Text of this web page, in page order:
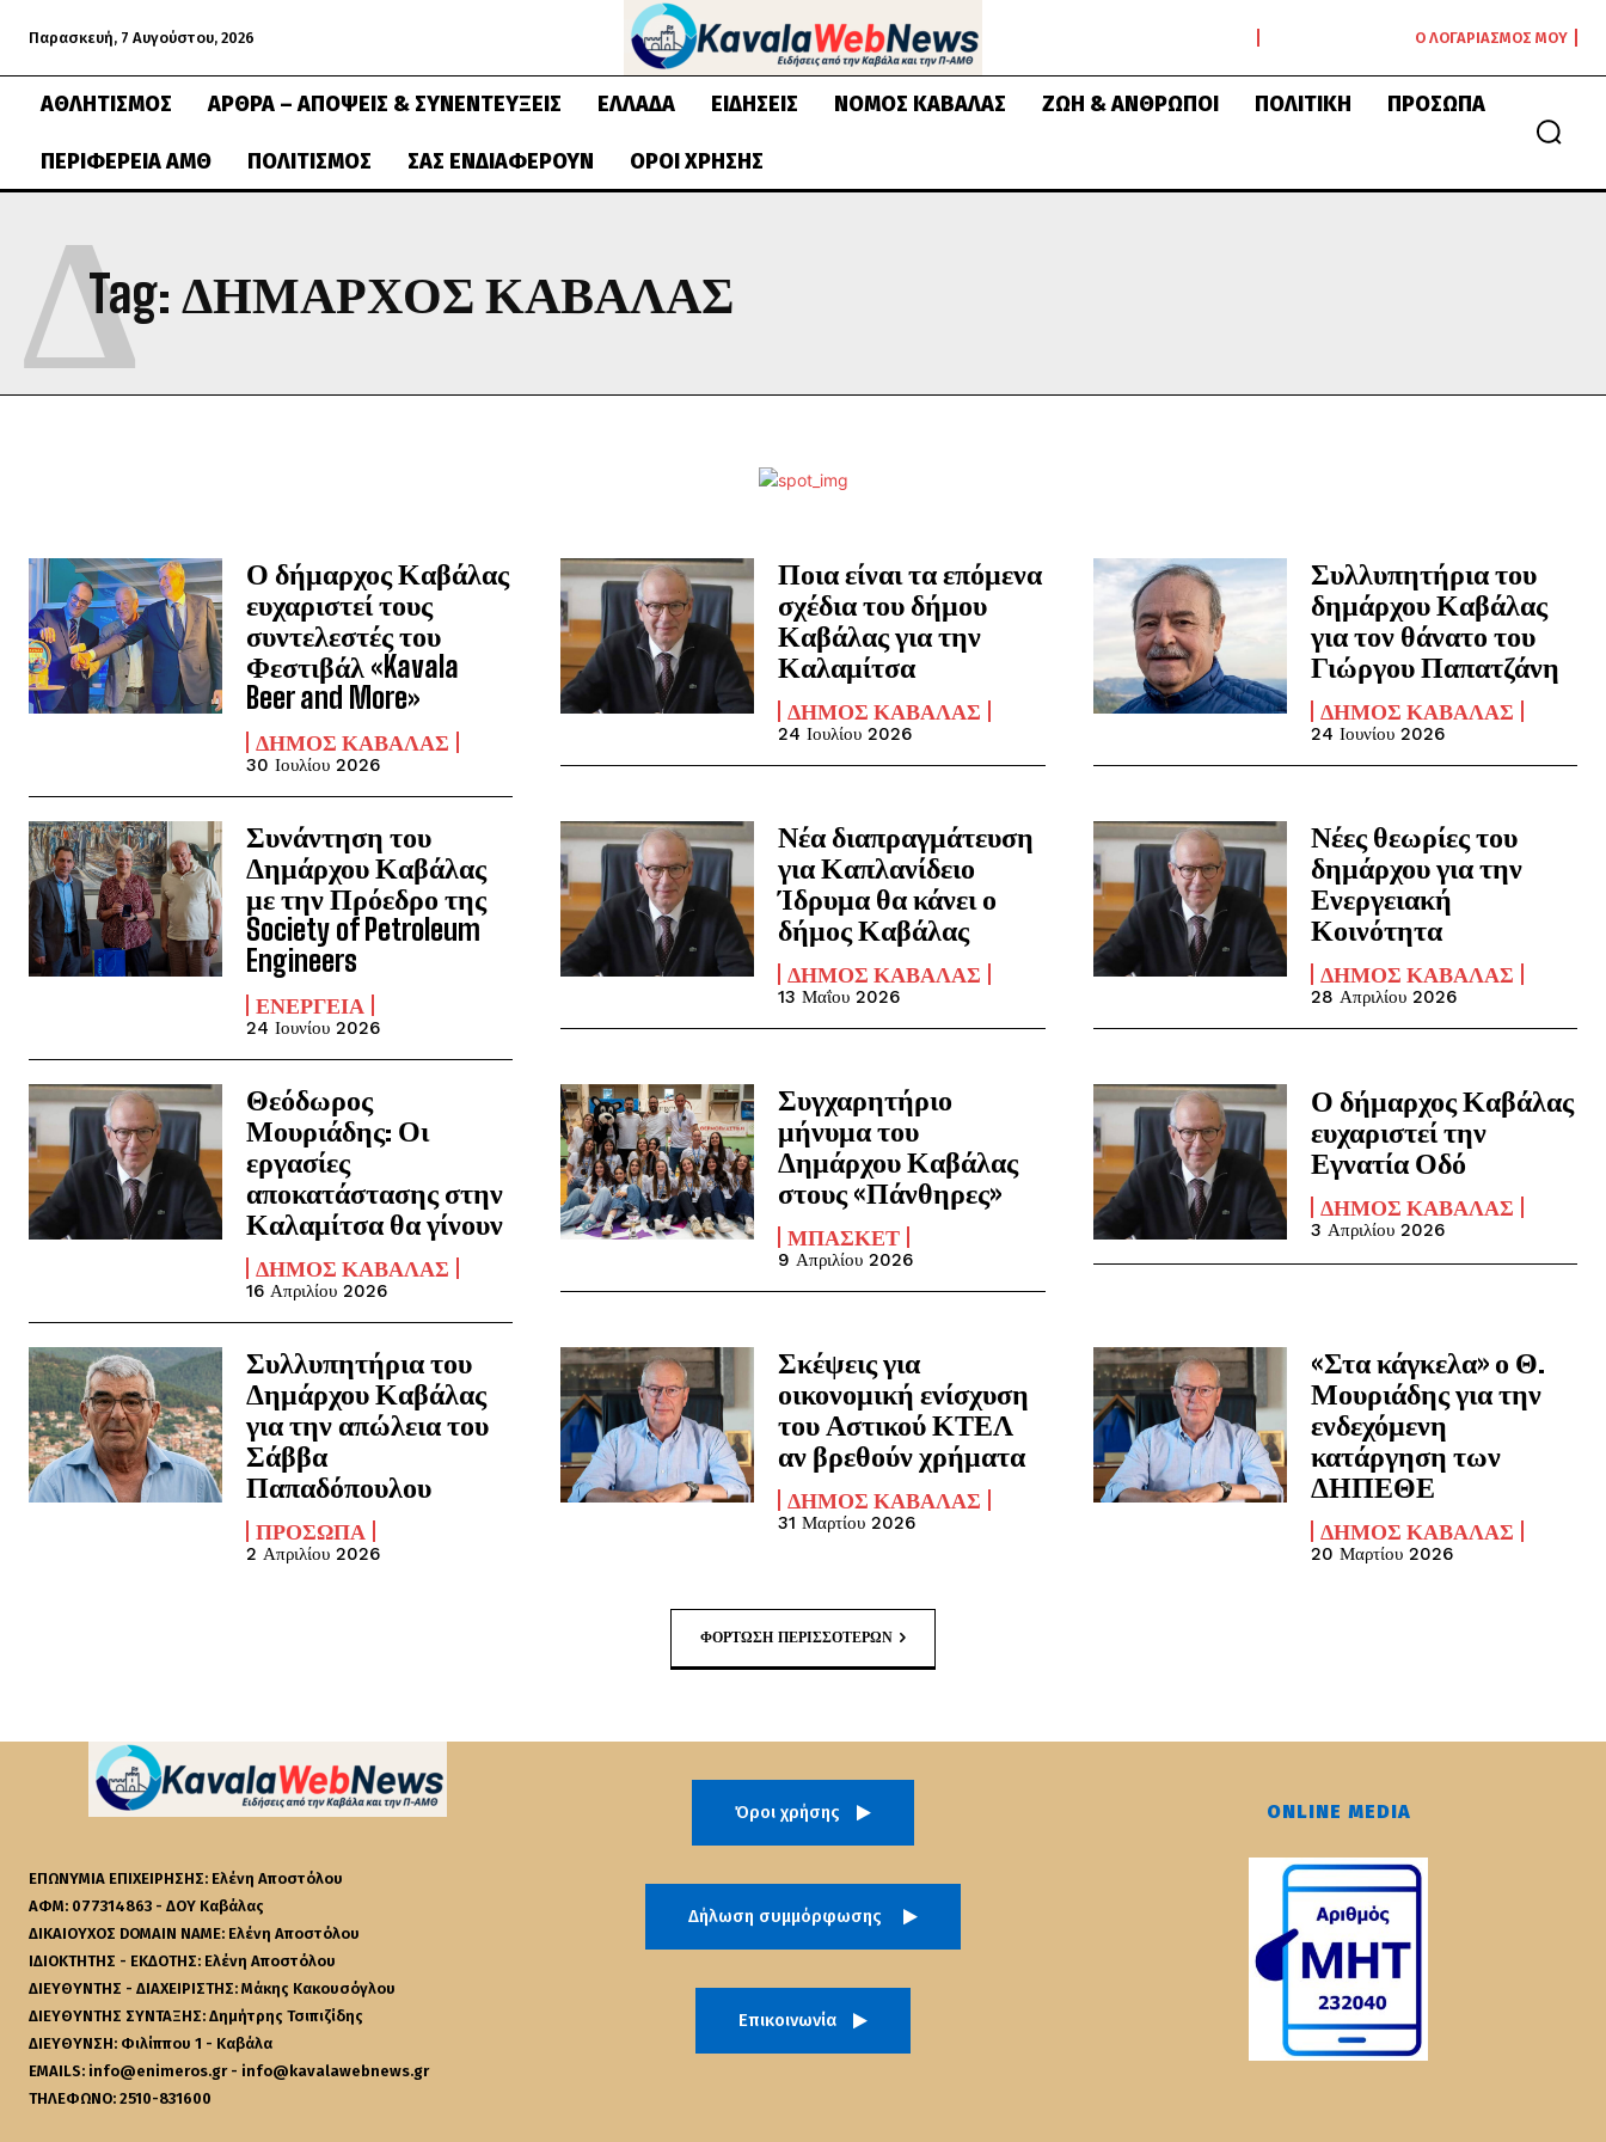
Παρασκευή, 7 Αυγούστου, 2026 Ο ΛΟΓΑΡΙΑΣΜΌΣ ΜΟΥ
ΑΘΛΗΤΙΣΜΌΣ ΆΡΘΡΑ – ΑΠΌΨΕΙΣ & ΣΥΝΕΝΤΕΎΞΕΙΣ ΕΛΛΆΔΑ ΕΙΔΉΣΕΙΣ ΝΟΜΌΣ ΚΑΒΆΛΑΣ ΖΩΉ & ΆΝΘΡΩΠΟΙ ΠΟΛΙΤΙΚΉ ΠΡΌΣΩΠΑ
ΠΕΡΙΦΈΡΕΙΑ ΑΜΘ ΠΟΛΙΤΙΣΜΌΣ ΣΑΣ ΕΝΔΙΑΦΈΡΟΥΝ ΌΡΟΙ ΧΡΉΣΗΣ
Tag: ΔΗΜΑΡΧΟΣ ΚΑΒΑΛΑΣ
Δ
Ο δήμαρχος Καβάλας
ευχαριστεί τους
συντελεστές του
Φεστιβάλ «Kavala
Beer and More»
ΔΉΜΟΣ ΚΑΒΆΛΑΣ
30 Ιουλίου 2026
Ποια είναι τα επόμενα
σχέδια του δήμου
Καβάλας για την
Καλαμίτσα
ΔΉΜΟΣ ΚΑΒΆΛΑΣ
24 Ιουλίου 2026
Συλλυπητήρια του
δημάρχου Καβάλας
για τον θάνατο του
Γιώργου Παπατζάνη
ΔΉΜΟΣ ΚΑΒΆΛΑΣ
24 Ιουνίου 2026
Συνάντηση του
Δημάρχου Καβάλας
με την Πρόεδρο της
Society of Petroleum
Engineers
ΕΝΈΡΓΕΙΑ
24 Ιουνίου 2026
Νέα διαπραγμάτευση
για Καπλανίδειο
Ίδρυμα θα κάνει ο
δήμος Καβάλας
ΔΉΜΟΣ ΚΑΒΆΛΑΣ
13 Μαΐου 2026
Νέες θεωρίες του
δημάρχου για την
Ενεργειακή
Κοινότητα
ΔΉΜΟΣ ΚΑΒΆΛΑΣ
28 Απριλίου 2026
Θεόδωρος
Μουριάδης: Οι
εργασίες
αποκατάστασης στην
Καλαμίτσα θα γίνουν
ΔΉΜΟΣ ΚΑΒΆΛΑΣ
16 Απριλίου 2026
Συγχαρητήριο
μήνυμα του
Δημάρχου Καβάλας
στους «Πάνθηρες»
ΜΠΆΣΚΕΤ
9 Απριλίου 2026
Ο δήμαρχος Καβάλας
ευχαριστεί την
Εγνατία Οδό
ΔΉΜΟΣ ΚΑΒΆΛΑΣ
3 Απριλίου 2026
Συλλυπητήρια του
Δημάρχου Καβάλας
για την απώλεια του
Σάββα
Παπαδόπουλου
ΠΡΌΣΩΠΑ
2 Απριλίου 2026
Σκέψεις για
οικονομική ενίσχυση
του Αστικού ΚΤΕΛ
αν βρεθούν χρήματα
ΔΉΜΟΣ ΚΑΒΆΛΑΣ
31 Μαρτίου 2026
«Στα κάγκελα» ο Θ.
Μουριάδης για την
ενδεχόμενη
κατάργηση των
ΔΗΠΕΘΕ
ΔΉΜΟΣ ΚΑΒΆΛΑΣ
20 Μαρτίου 2026
ΦΌΡΤΩΣΗ ΠΕΡΙΣΣΟΤΈΡΩΝ
ΕΠΩΝΥΜΙΑ ΕΠΙΧΕΙΡΗΣΗΣ: Ελένη Αποστόλου
ΑΦΜ: 077314863 - ΔΟΥ Καβάλας
ΔΙΚΑΙΟΥΧΟΣ DOMAIN NAME: Ελένη Αποστόλου
ΙΔΙΟΚΤΗΤΗΣ - ΕΚΔΟΤΗΣ: Ελένη Αποστόλου
ΔΙΕΥΘΥΝΤΗΣ - ΔΙΑΧΕΙΡΙΣΤΗΣ: Μάκης Κακουσόγλου
ΔΙΕΥΘΥΝΤΗΣ ΣΥΝΤΑΞΗΣ: Δημήτρης Τσιπιζίδης
ΔΙΕΥΘΥΝΣΗ: Φιλίππου 1 - Καβάλα
EMAILS: info@enimeros.gr - info@kavalawebnews.gr
ΤΗΛΕΦΩΝΟ: 2510-831600
Όροι χρήσης
Δήλωση συμμόρφωσης
Επικοινωνία
ONLINE MEDIA